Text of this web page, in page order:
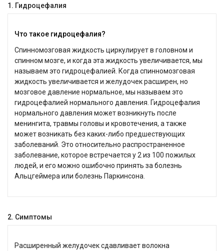
1. Гидроцефалия
Что такое гидроцефалия?
Спинномозговая жидкость циркулирует в головном и
спинном мозге, и когда эта жидкость увеличивается, мы
называем это гидроцефалией. Когда спинномозговая
жидкость увеличивается и желудочек расширен, но
мозговое давление нормальное, мы называем это
гидроцефалией нормального давления. Гидроцефалия
нормального давления может возникнуть после
менингита, травмы головы и кровотечения, а также
может возникать без каких-либо предшествующих
заболеваний. Это относительно распространенное
заболевание, которое встречается у 2 из 100 пожилых
людей, и его можно ошибочно принять за болезнь
Альцгеймера или болезнь Паркинсона.
2. Симптомы
Расширенный желудочек сдавливает волокна